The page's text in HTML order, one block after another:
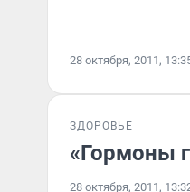
28 октября, 2011,
ЗДОРОВЬЕ
«Гормоны
28 октября, 2011,